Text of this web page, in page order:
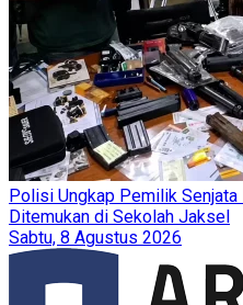
Polisi Ungkap Pemilik Senjata
Ditemukan di Sekolah Jaksel
Sabtu, 8 Agustus 2026